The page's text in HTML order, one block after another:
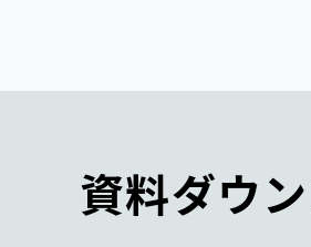
資料ダウ